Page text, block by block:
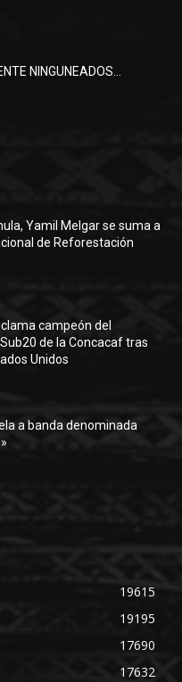
NINGUNEADOS…
Yamil Melgar se suma a
de Reforestación
campeón del
de la Concacaf tras
Unidos
a banda denominada
19615
19195
17690
17632